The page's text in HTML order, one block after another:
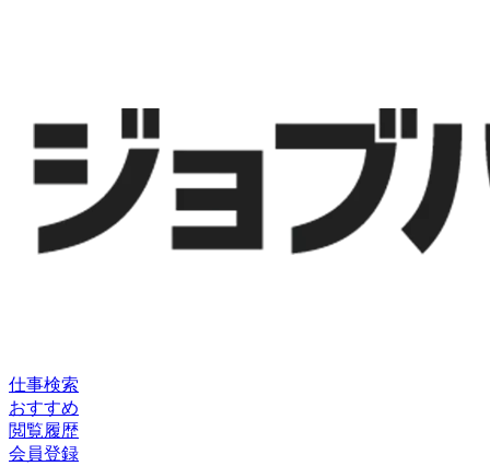
仕事検索
おすすめ
閲覧履歴
会員登録